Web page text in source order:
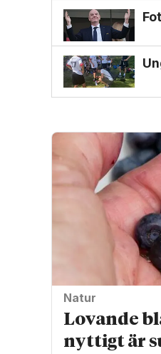
Natur
Lovande
nyttigt är